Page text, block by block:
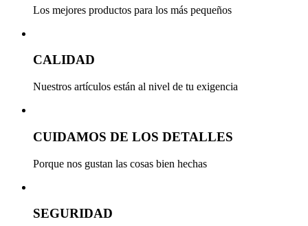
Los mejores productos para los más pequeños
CALIDAD
Nuestros artículos están al nivel de tu exigencia
CUIDAMOS DE LOS DETALLES
Porque nos gustan las cosas bien hechas
SEGURIDAD